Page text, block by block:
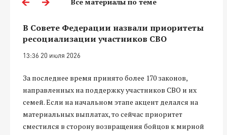
В Совете Федерации назвали приоритеты
ресоциализации участников СВО
13:36 20 июля 2026
За последнее время принято более 170 законов,
направленных на поддержку участников СВО и их
семей. Если на начальном этапе акцент делался на
материальных выплатах, то сейчас приоритет
сместился в сторону возвращения бойцов к мирной